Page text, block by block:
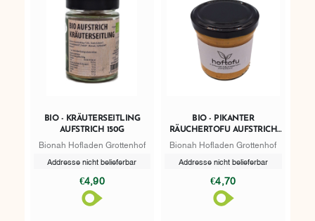
BIO - KRÄUTERSEITLING
AUFSTRICH 150G
Bionah Hofladen Grottenhof
Addresse nicht belieferbar
€4,90
BIO - PIKANTER
RÄUCHERTOFU AUFSTRICH
145G
Bionah Hofladen Grottenhof
Addresse nicht belieferbar
€4,70